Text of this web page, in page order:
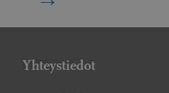
Yhteystiedot